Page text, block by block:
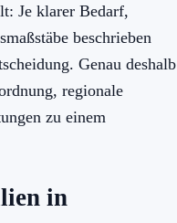
Je klarer Bedarf,
beschrieben
Genau deshalb
regionale
zu einem
in